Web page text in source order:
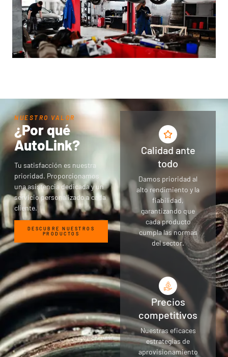
Calidad ante
todo
Damos prioridad al
alto rendimiento y la
fiabilidad,
garantizando que
cada producto
cumpla las normas
del sector.
Precios
competitivos
Nuestras eficaces
estrategias de
aprovisionamiento
NUESTRO VALOR
¿Por qué
AutoLink?
Tu satisfacción es nuestra
prioridad. Proporcionamos
una asistencia dedicada y un
servicio personalizado a cada
cliente.
DESCUBRE NUESTROS
PRODUCTOS